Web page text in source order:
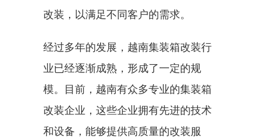
改装，以满足不同客户的需求。
经过多年的发展，越南集装箱改装行
业已经逐渐成熟，形成了一定的规
模。目前，越南有众多专业的集装箱
改装企业，这些企业拥有先进的技术
和设备，能够提供高质量的改装服